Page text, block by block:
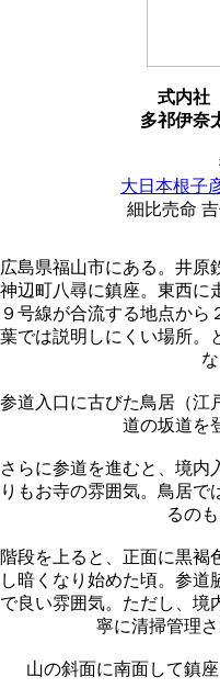
式内社
多祁伊奈
大日本根子
細比売命
広島県福山市にある。井原
神辺町八尋に鎮座。東西に
９号線が合流する地点か
葉では説明しにくい場所。
参道入口に古びた鳥居（江
道の坂道を
さらに参道を進むと、境内
りもお寺の雰囲気。鳥居で
るの
階段を上ると、正面に黒褐
し暗くなり始めた頃。参道
で良い雰囲気。ただし、境
寧に清掃管理
山の斜面に南面して鎮